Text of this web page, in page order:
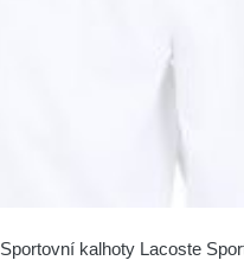
Sportovní kalhoty Lacoste